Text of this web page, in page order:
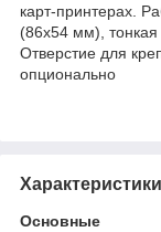
карт-принтерах.
(86x54 мм),
Отверстие для
опционально
Характеристики
Основные